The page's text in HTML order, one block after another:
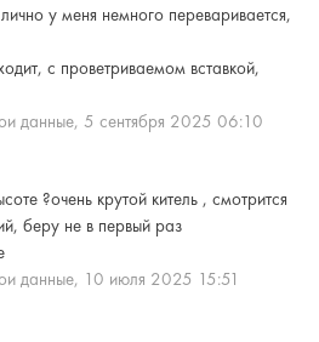
у меня немного переваривается,
с проветриваемом вставкой,
данные, 5 сентября 2025 06:10
?очень крутой китель , смотрится
беру не в первый раз
данные, 10 июля 2025 15:51